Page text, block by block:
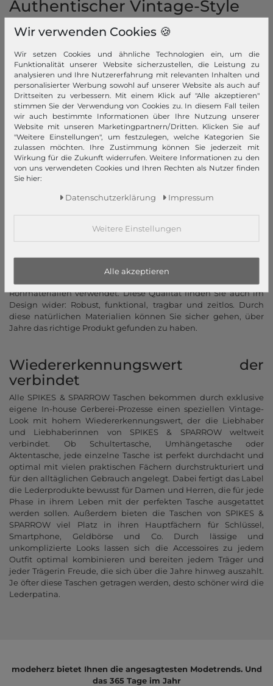
Authentischer Vintage-Style
Hochwertiges Leder aus bestem
Rohmaterial
SPIKES & SPARROW ist eine niederländische Marke, die einen
ausgezeichneten Ruf für seine Frauen-, Männer- und
Businesstaschenhat. Das Label gibt es mittlerweile in 25
Ländern, darunter die vereinigten Staaten, Russland und
Skandinavien. Dieser internationale Erfolg basiert auf derer
Überzeugung, dass eine Tasche kein Wegwerfprodukt ist,
sondern ein ständiger Begleiter und guter Freund. Die Marke
kehrt dabei absichtlich zurück zum natürlichen, genuinen
Vintage Look der Produkte.
Ein Begleiter für die Ewigkeit in
verschieden Varianten
Die Marke SPIKES & SPARROW macht überzeugende Produkte,
der Benutzung machen. Qualität steht dabei an erster Stelle
und daher sind alleSPIKES & SPARROW Taschen
hochwertigem Leder gefertigt. Es werden ausschließlich beste
Rohmaterialien verwendet. Diese Qualität finden Sie auch im
Design wider: Robust, funktional, tragbar und zeitlos. Durch
diese natürlichen Materialien können Sie sicher gehen, über
Jahre das richtige Produkt gefunden zu haben.
Wiedererkennungswert der
verbindet
Alle SPIKES & SPARROW Taschen bekommen durch exklusive
eigene In-house Gerberei-Prozesse einen speziellen Vintage-
Look mit hohem Wiedererkennungswert, der die Liebhaber
und Liebhaberinnen von SPIKES & SPARROW weltweit
verbindet. Ob Schultertasche, Umhängetasche oder
Aktentasche, jede einzelne Tasche ist perfekt durchdacht und
optimal mit vielen praktischen Fächern durchstrukturiert und
für den alltäglichen Gebrauch angelegt. Dabei fertigt das Label
die Lederprodukte bewusst für Damen und Herren, die für jede
Phase in ihrem Leben mit der perfekten Tasche ausgetattet
werden sollen. Außerdem bieten die Taschen von SPIKES &
SPARROW viel Platz in ihren Hauptfächern für Schlüssel,
Smartphone, Geldbörse und Co. Durch lässige und
unkomplizierte Looks lassen sich die Accessoires zu jedem
Outfit optimal kombinieren und bereiten jedem Träger und
jeder Trägerin Freude, die sich über die Jahre hinweg auszahlt.
Je öfter diese Taschen getragen werden, desto schöner wird die
Lederpatina.
modeherz bietet Ihnen die angesagtesten Modetrends. Und
das 365 Tage im Jahr
Wir verwenden Cookies 🍪
Wir setzen Cookies und ähnliche Technologien ein, um die
Funktionalität unserer Website sicherzustellen, die Leistung zu
analysieren und Ihre Nutzererfahrung mit relevanten Inhalten und
personalisierter Werbung sowohl auf unserer Website als auch auf
Drittseiten zu verbessern. Mit einem Klick auf "Alle akzeptieren"
stimmen Sie der Verwendung von Cookies zu. In diesem Fall teilen
wir auch bestimmte Informationen über Ihre Nutzung unserer
Website mit unseren Marketingpartnern/Dritten. Klicken Sie auf
"Weitere Einstellungen", um festzulegen, welche Kategorien Sie
zulassen möchten. Ihre Zustimmung können Sie jederzeit mit
Wirkung für die Zukunft widerrufen. Weitere Informationen zu den
von uns verwendeten Cookies und Ihren Rechten als Nutzer finden
Sie hier:
Daten­schutz­erklärung Impressum
Weitere Einstellungen
Alle akzeptieren